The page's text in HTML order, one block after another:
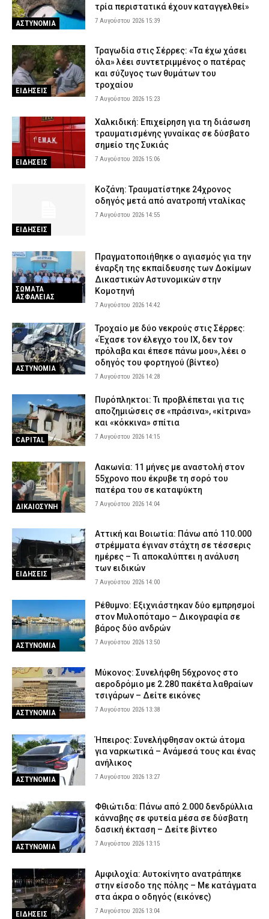
Γουδί: 53χρονη ανασύρθηκε νεκρή από ακάλυπτο πολυκατοικίας
– Έπεσε από τον πέμπτο όροφο
Τροχαίο-σοκ στις Σέρρες: ΙΧ συγκρούστηκε με φορτηγό –
Σκοτώθηκαν δύο άτομα
ΕΙΔΗΣΕΙΣ 7 Αυγούστου 2026 09:03
ΑΣΤΥΝΟΜΙΑ
τρία περιστατικά έχουν καταγγελθεί»
7 Αυγούστου 2026 15:39
ΕΙΔΗΣΕΙΣ
Τραγωδία στις Σέρρες: «Τα έχω χάσει
όλα» λέει συντετριμμένος ο πατέρας
και σύζυγος των θυμάτων του
τροχαίου
7 Αυγούστου 2026 15:23
ΕΙΔΗΣΕΙΣ
Χαλκιδική: Επιχείρηση για τη διάσωση
τραυματισμένης γυναίκας σε δύσβατο
σημείο της Συκιάς
7 Αυγούστου 2026 15:06
ΕΙΔΗΣΕΙΣ
Κοζάνη: Τραυματίστηκε 24χρονος
οδηγός μετά από ανατροπή νταλίκας
7 Αυγούστου 2026 14:55
ΣΩΜΑΤΑ
ΑΣΦΑΛΕΙΑΣ
Πραγματοποιήθηκε ο αγιασμός για την
έναρξη της εκπαίδευσης των Δοκίμων
Δικαστικών Αστυνομικών στην
Κομοτηνή
7 Αυγούστου 2026 14:42
ΑΣΤΥΝΟΜΙΑ
Τροχαίο με δύο νεκρούς στις Σέρρες:
«Έχασε τον έλεγχο του ΙΧ, δεν τον
πρόλαβα και έπεσε πάνω μου», λέει ο
οδηγός του φορτηγού (βίντεο)
7 Αυγούστου 2026 14:28
CAPITAL
Πυρόπληκτοι: Τι προβλέπεται για τις
αποζημιώσεις σε «πράσινα», «κίτρινα»
και «κόκκινα» σπίτια
7 Αυγούστου 2026 14:15
ΔΙΚΑΙΟΣΥΝΗ
Λακωνία: 11 μήνες με αναστολή στον
55χρονο που έκρυβε τη σορό του
πατέρα του σε καταψύκτη
7 Αυγούστου 2026 14:04
ΕΙΔΗΣΕΙΣ
Αττική και Βοιωτία: Πάνω από 110.000
στρέμματα έγιναν στάχτη σε τέσσερις
ημέρες – Τι αποκαλύπτει η ανάλυση
των ειδικών
7 Αυγούστου 2026 14:00
ΑΣΤΥΝΟΜΙΑ
Ρέθυμνο: Εξιχνιάστηκαν δύο εμπρησμοί
στον Μυλοπόταμο – Δικογραφία σε
βάρος δύο ανδρών
7 Αυγούστου 2026 13:50
ΑΣΤΥΝΟΜΙΑ
Μύκονος: Συνελήφθη 56χρονος στο
αεροδρόμιο με 2.280 πακέτα λαθραίων
τσιγάρων – Δείτε εικόνες
7 Αυγούστου 2026 13:38
ΑΣΤΥΝΟΜΙΑ
Ήπειρος: Συνελήφθησαν οκτώ άτομα
για ναρκωτικά – Ανάμεσά τους και ένας
ανήλικος
7 Αυγούστου 2026 13:27
ΑΣΤΥΝΟΜΙΑ
Φθιώτιδα: Πάνω από 2.000 δενδρύλλια
κάνναβης σε φυτεία μέσα σε δύσβατη
δασική έκταση – Δείτε βίντεο
7 Αυγούστου 2026 13:15
ΕΙΔΗΣΕΙΣ
Αμφιλοχία: Αυτοκίνητο ανατράπηκε
στην είσοδο της πόλης – Με κατάγματα
στα άκρα ο οδηγός (εικόνες)
7 Αυγούστου 2026 13:04